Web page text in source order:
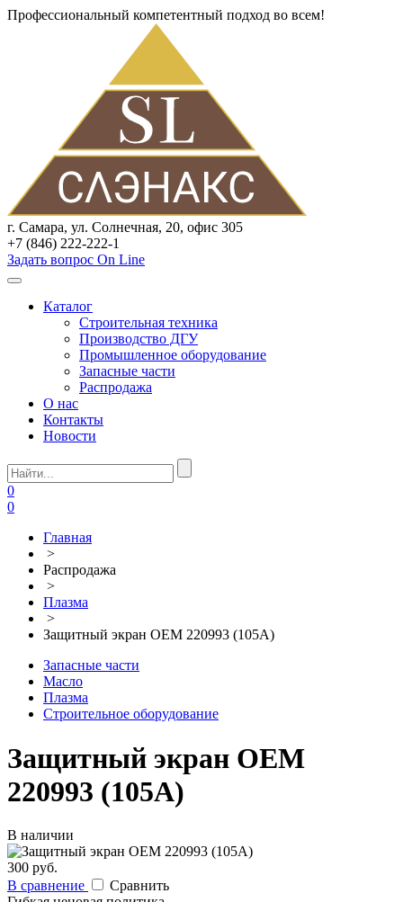
Профессиональный компетентный подход во всем!
г. Самара, ул. Солнечная, 20, офис 305
+7 (846) 222-222-1
Задать вопрос On Line
Каталог
Строительная техника
Производство ДГУ
Промышленное оборудование
Запасные части
Распродажа
О нас
Контакты
Новости
0
0
Главная
>
Распродажа
>
Плазма
>
Защитный экран ОЕМ 220993 (105А)
Запасные части
Масло
Плазма
Строительное оборудование
Защитный экран ОЕМ
220993 (105А)
В наличии
300 руб.
В сравнение
Сравнить